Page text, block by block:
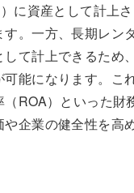
に資産として計上さ
。一方、長期レン
て計上できるため
能になります。こ
ROA）といった財
企業の健全性を高